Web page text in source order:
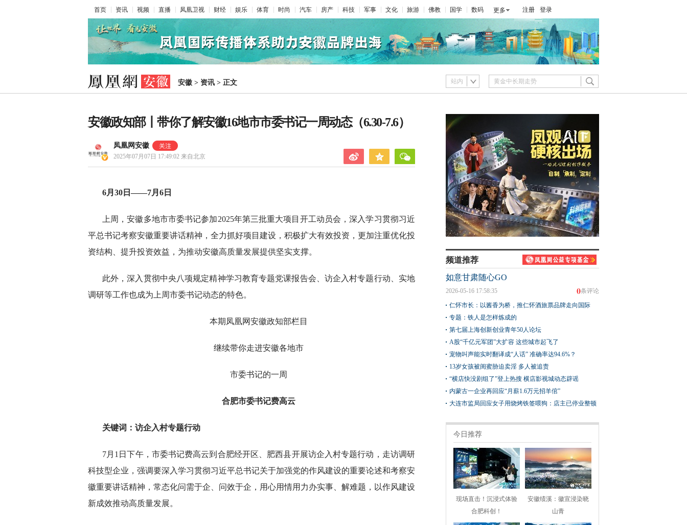
首页 资讯 视频 直播 凤凰卫视 财经 娱乐 体育 时尚 汽车 房产 科技 军事 文化 旅游 佛教 国学 数码 更多 注册 登录
安徽 > 资讯 > 正文 站内
安徽政知部丨带你了解安徽16地市市委书记一周动态（6.30-7.6）
凤凰网安徽
2025年07月07日 17:49:02 来自北京
6月30日——7月6日
上周，安徽多地市市委书记参加2025年第三批重大项目开工动员会，深入学习贯彻习近
平总书记考察安徽重要讲话精神，全力抓好项目建设，积极扩大有效投资，更加注重优化投
资结构、提升投资效益，为推动安徽高质量发展提供坚实支撑。
此外，深入贯彻中央八项规定精神学习教育专题党课报告会、访企入村专题行动、实地
调研等工作也成为上周市委书记动态的特色。
本期凤凰网安徽政知部栏目
继续带你走进安徽各地市
市委书记的一周
合肥市委书记费高云
关键词： 访企入村专题行动
7月1日下午，市委书记费高云到合肥经开区、肥西县开展访企入村专题行动，走访调研
科技型企业，强调要深入学习贯彻习近平总书记关于加强党的作风建设的重要论述和考察安
徽重要讲话精神，常态化问需于企、问效于企，用心用情用力办实事、解难题，以作风建设
新成效推动高质量发展。
频道推荐
如意甘肃随心GO
0条评论
2026-05-16 17:58:35
仁怀市长：以酱香为桥，推仁怀酒旅票品牌走向国际
专题：铁人是怎样炼成的
第七届上海创新创业青年50人论坛
A股“千亿元军团”大扩容 这些城市起飞了
宠物叫声能实时翻译成“人话” 准确率达94.6%？
13岁女孩被闺蜜胁迫卖淫 多人被追责
“横店快没剧组了”登上热搜 横店影视城动态辟谣
内蒙古一企业再回应“月薪1.6万元招羊倌”
大连市监局回应女子用烧烤铁签喂狗：店主已停业整顿
今日推荐
现场直击！沉浸式体验
合肥科创！
安徽绩溪：徽宣浸染晓
山青